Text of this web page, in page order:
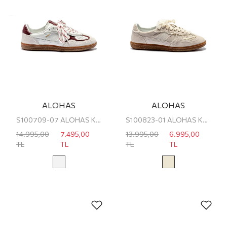
ALOHAS
S100709-07 ALOHAS KADIN SNEAKER
14.995,00
TL
7.495,00
TL
ALOHAS
S100823-01 ALOHAS KADIN SNEAKER
13.995,00
TL
6.995,00
TL